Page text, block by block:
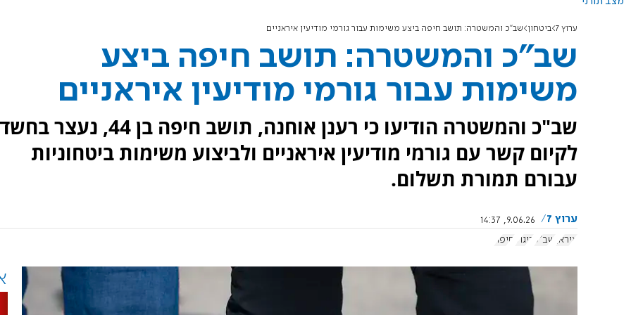
ערוץ 7 ביטחון שב"כ והמשטרה: תושב חיפה ביצע משימות עבור גורמי מודיעין איראניים
שב"כ והמשטרה: תושב חיפה ביצע
משימות עבור גורמי מודיעין איראניים
שב"כ והמשטרה הודיעו כי רענן אוחנה, תושב חיפה בן 44, נעצר בחשד
לקיום קשר עם גורמי מודיעין איראניים ולביצוע משימות ביטחוניות
עבורם תמורת תשלום.
ערוץ 7
9.06.26, 14:37
איראן
שב"כ ריגול חיפה